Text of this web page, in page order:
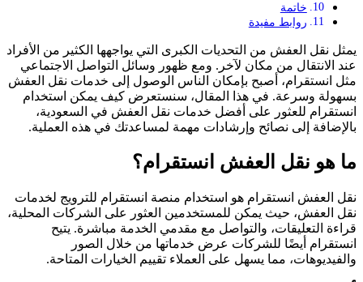
خاتمة
روابط مفيدة
يمثل نقل العفش من التحديات الكبرى التي يواجهها الكثير من الأفراد
عند الانتقال من مكان لآخر. ومع ظهور وسائل التواصل الاجتماعي
مثل انستقرام، أصبح بإمكان الناس الوصول إلى خدمات نقل العفش
بسهولة وسرعة. في هذا المقال، سنستعرض كيف يمكن استخدام
انستقرام للعثور على أفضل خدمات نقل العفش في السعودية،
بالإضافة إلى نصائح وإرشادات مهمة لمساعدتك في هذه العملية.
ما هو نقل العفش انستقرام؟
نقل العفش انستقرام هو استخدام منصة انستقرام للترويج لخدمات
نقل العفش، حيث يمكن للمستخدمين العثور على الشركات المحلية،
قراءة التعليقات، والتواصل مع مقدمي الخدمة مباشرة. يتيح
انستقرام أيضًا للشركات عرض خدماتها من خلال الصور
والفيديوهات، مما يسهل على العملاء تقييم الخيارات المتاحة.